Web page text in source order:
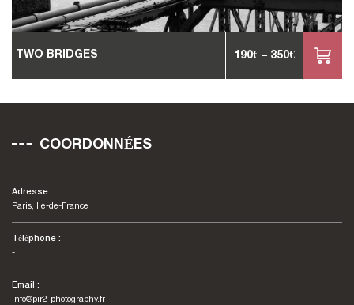
TWO BRIDGES 190€ – 350€
COORDONNÉES
Adresse :
Paris, Ile-de-France
Téléphone :
-
Email :
info@pir2-photography.fr